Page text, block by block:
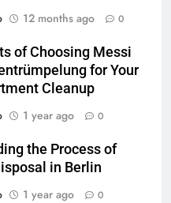
12 months ago 0
of Choosing Messi
for Your
Cleanup
1 year ago 0
the Process of
in Berlin
1 year ago 0